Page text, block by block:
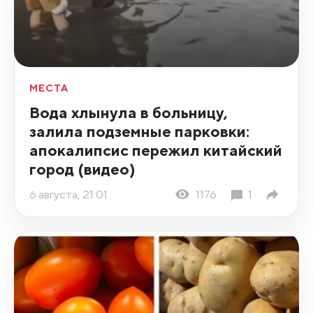
МЕСТА
Вода хлынула в больницу,
залила подземные парковки:
апокалипсис пережил китайский
город (видео)
6 августа, 21:01 1176 1